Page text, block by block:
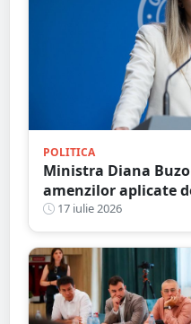
POLITICA
Ministra Diana
amenzilor aplicate
Române
17 iulie 2026